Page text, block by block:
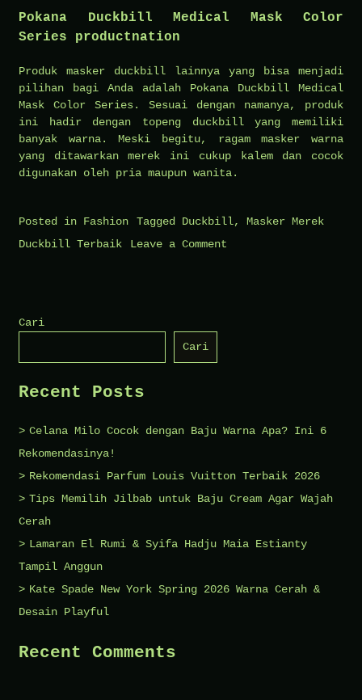
Pokana Duckbill Medical Mask Color
Series productnation
Produk masker duckbill lainnya yang bisa menjadi
pilihan bagi Anda adalah Pokana Duckbill Medical
Mask Color Series. Sesuai dengan namanya, produk
ini hadir dengan topeng duckbill yang memiliki
banyak warna. Meski begitu, ragam masker warna
yang ditawarkan merek ini cukup kalem dan cocok
digunakan oleh pria maupun wanita.
Posted in Fashion Tagged Duckbill, Masker Merek
Duckbill Terbaik
Leave a Comment
2023
Cari
Cari
Recent Posts
Celana Milo Cocok dengan Baju Warna Apa? Ini 6
Rekomendasinya!
Rekomendasi Parfum Louis Vuitton Terbaik 2026
Tips Memilih Jilbab untuk Baju Cream Agar Wajah
Cerah
Lamaran El Rumi & Syifa Hadju Maia Estianty
Tampil Anggun
Kate Spade New York Spring 2026 Warna Cerah &
Desain Playful
Recent Comments